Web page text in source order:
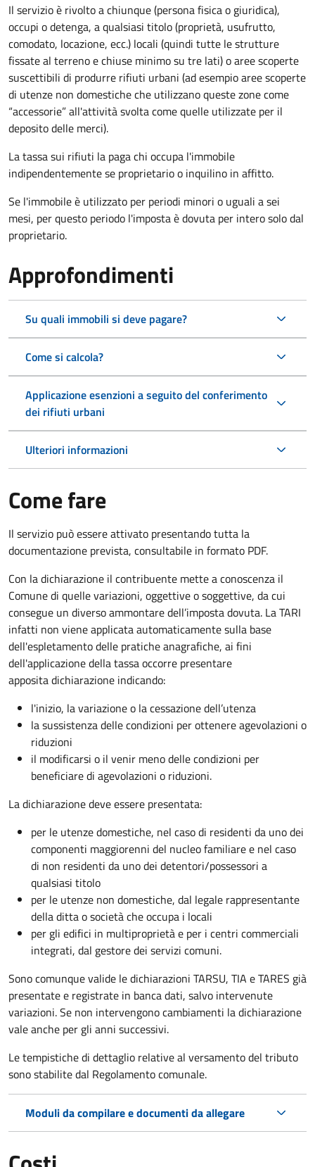
Il servizio è rivolto a chiunque (persona fisica o giuridica),
occupi o detenga, a qualsiasi titolo (proprietà, usufrutto,
comodato, locazione, ecc.) locali (quindi tutte le strutture
fissate al terreno e chiuse minimo su tre lati) o aree scoperte
suscettibili di produrre rifiuti urbani (ad esempio aree scoperte
di utenze non domestiche che utilizzano queste zone come
“accessorie” all'attività svolta come quelle utilizzate per il
deposito delle merci).
La tassa sui rifiuti la paga chi occupa l'immobile
indipendentemente se proprietario o inquilino in affitto.
Se l'immobile è utilizzato per periodi minori o uguali a sei
mesi, per questo periodo l'imposta è dovuta per intero solo dal
proprietario.
Approfondimenti
Su quali immobili si deve pagare?
Come si calcola?
Applicazione esenzioni a seguito del conferimento
dei rifiuti urbani
Ulteriori informazioni
Come fare
Il servizio può essere attivato presentando tutta la
documentazione prevista, consultabile in formato PDF.
Con la dichiarazione il contribuente mette a conoscenza il
Comune di quelle variazioni, oggettive o soggettive, da cui
consegue un diverso ammontare dell’imposta dovuta. La TARI
infatti non viene applicata automaticamente sulla base
dell'espletamento delle pratiche anagrafiche, ai fini
dell'applicazione della tassa occorre presentare
apposita dichiarazione indicando:
l'inizio, la variazione o la cessazione dell’utenza
la sussistenza delle condizioni per ottenere agevolazioni o
riduzioni
il modificarsi o il venir meno delle condizioni per
beneficiare di agevolazioni o riduzioni.
La dichiarazione deve essere presentata:
per le utenze domestiche, nel caso di residenti da uno dei
componenti maggiorenni del nucleo familiare e nel caso
di non residenti da uno dei detentori/possessori a
qualsiasi titolo
per le utenze non domestiche, dal legale rappresentante
della ditta o società che occupa i locali
per gli edifici in multiproprietà e per i centri commerciali
integrati, dal gestore dei servizi comuni.
Sono comunque valide le dichiarazioni TARSU, TIA e TARES già
presentate e registrate in banca dati, salvo intervenute
variazioni. Se non intervengono cambiamenti la dichiarazione
vale anche per gli anni successivi.
Le tempistiche di dettaglio relative al versamento del tributo
sono stabilite dal Regolamento comunale.
Moduli da compilare e documenti da allegare